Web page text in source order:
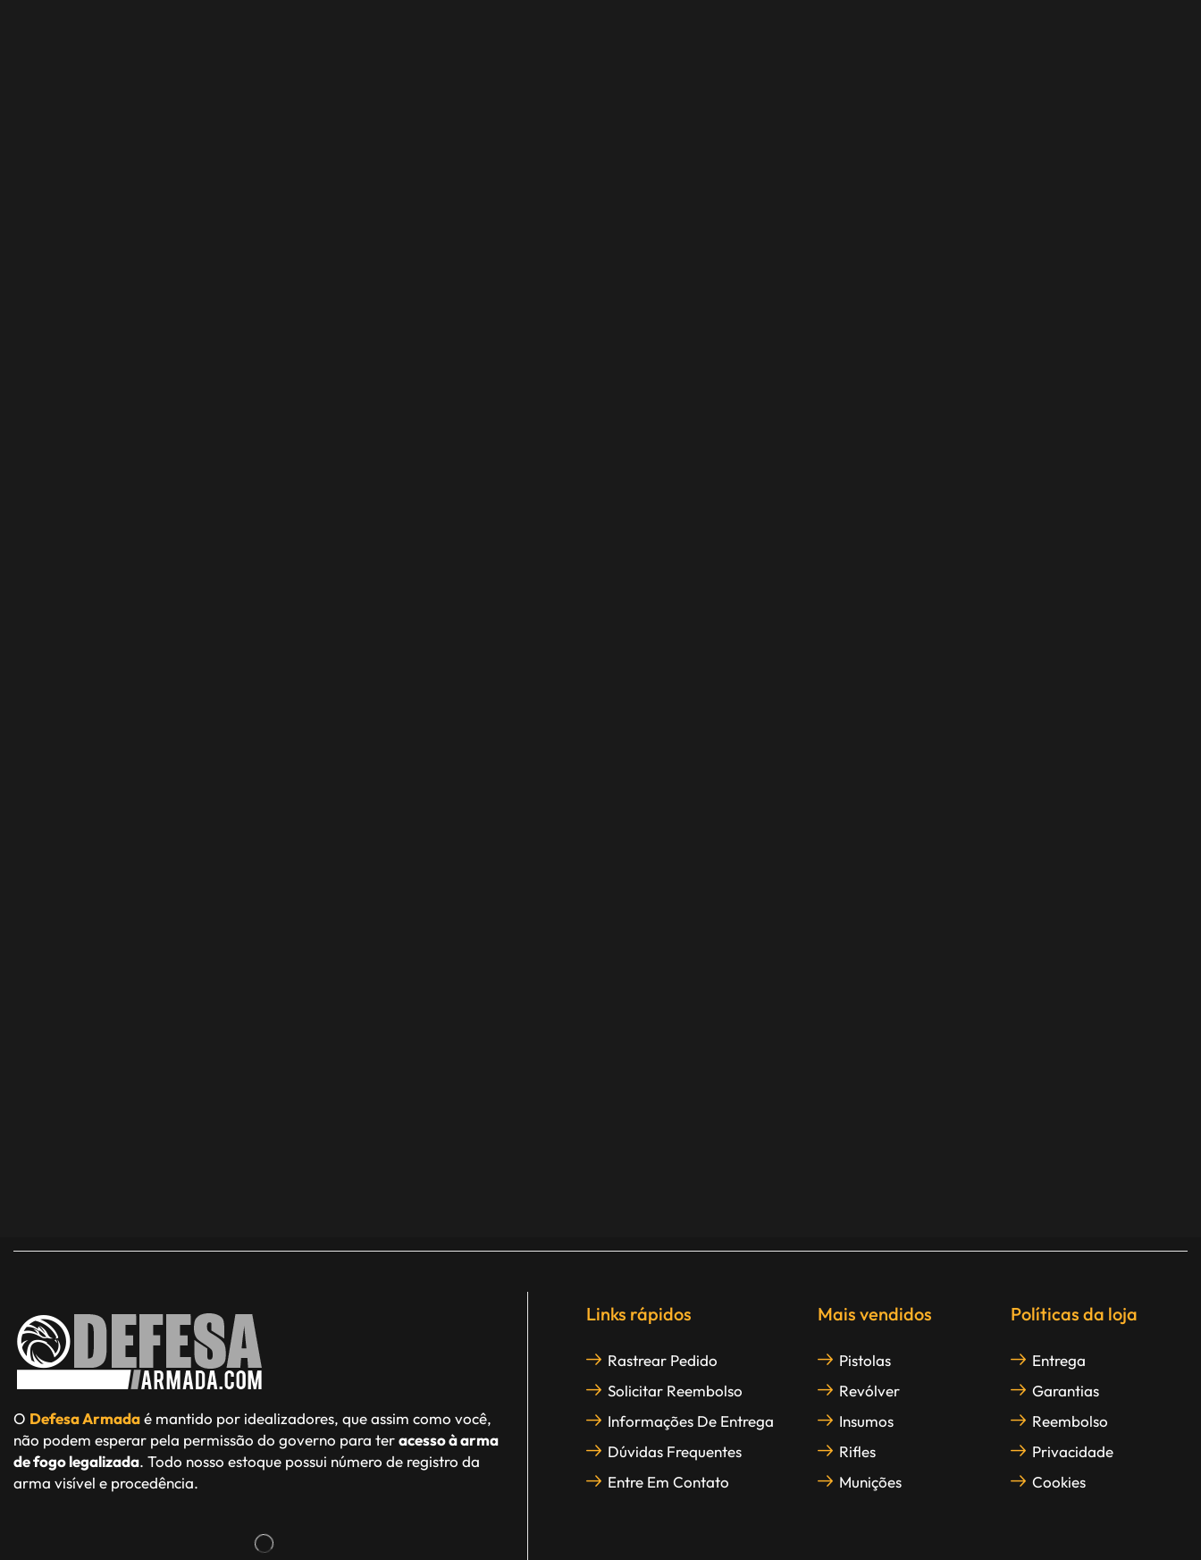
O Defesa Armadaé mantido por idealizadores, que assim como você,
não podem esperar pela permissão do governo para teracesso à arma
de fogo legalizada. Todo nosso estoque possui número de registro da
arma visível e procedência.
Links rápidos
Rastrear Pedido
Solicitar Reembolso
Informações De Entrega
Dúvidas Frequentes
Entre Em Contato
Mais vendidos
Pistolas
Revólver
Insumos
Rifles
Munições
Políticas da loja
Entrega
Garantias
Reembolso
Privacidade
Cookies